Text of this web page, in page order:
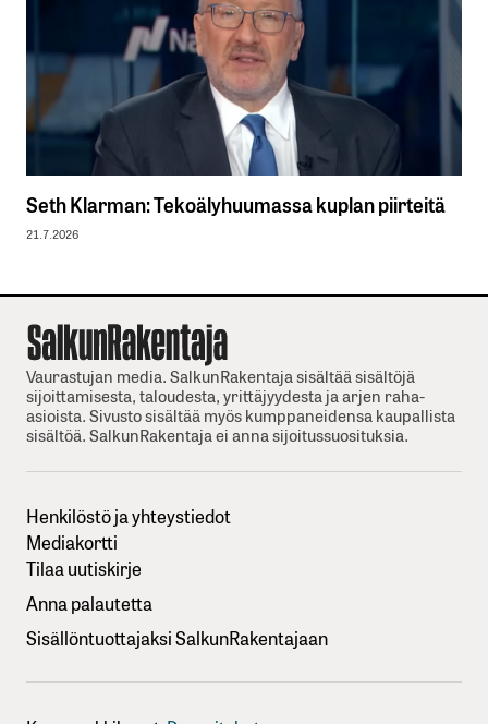
Seth Klarman: Tekoälyhuumassa kuplan piirteitä
21.7.2026
Vaurastujan media. SalkunRakentaja sisältää sisältöjä
sijoittamisesta, taloudesta, yrittäjyydesta ja arjen raha-
asioista. Sivusto sisältää myös kumppaneidensa kaupallista
sisältöä. SalkunRakentaja ei anna sijoitussuosituksia.
Henkilöstö ja yhteystiedot
Mediakortti
Tilaa uutiskirje
Anna palautetta
Sisällöntuottajaksi SalkunRakentajaan